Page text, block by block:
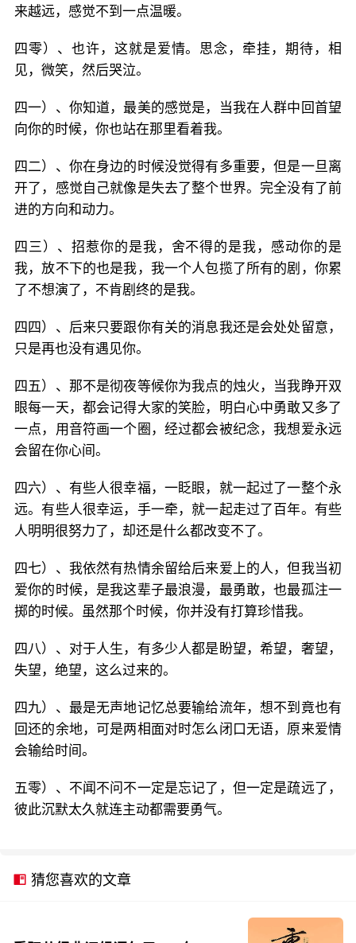
来越远，感觉不到一点温暖。
四零）、也许，这就是爱情。思念，牵挂，期待，相
见，微笑，然后哭泣。
四一）、你知道，最美的感觉是，当我在人群中回首望
向你的时候，你也站在那里看着我。
四二）、你在身边的时候没觉得有多重要，但是一旦离
开了，感觉自己就像是失去了整个世界。完全没有了前
进的方向和动力。
四三）、招惹你的是我，舍不得的是我，感动你的是
我，放不下的也是我，我一个人包揽了所有的剧，你累
了不想演了，不肯剧终的是我。
四四）、后来只要跟你有关的消息我还是会处处留意，
只是再也没有遇见你。
四五）、那不是彻夜等候你为我点的烛火，当我睁开双
眼每一天，都会记得大家的笑脸，明白心中勇敢又多了
一点，用音符画一个圈，经过都会被纪念，我想爱永远
会留在你心间。
四六）、有些人很幸福，一眨眼，就一起过了一整个永
远。有些人很幸运，手一牵，就一起走过了百年。有些
人明明很努力了，却还是什么都改变不了。
四七）、我依然有热情余留给后来爱上的人，但我当初
爱你的时候，是我这辈子最浪漫，最勇敢，也最孤注一
掷的时候。虽然那个时候，你并没有打算珍惜我。
四八）、对于人生，有多少人都是盼望，希望，奢望，
失望，绝望，这么过来的。
四九）、最是无声地记忆总要输给流年，想不到竟也有
回还的余地，可是两相面对时怎么闭口无语，原来爱情
会输给时间。
五零）、不闻不问不一定是忘记了，但一定是疏远了，
彼此沉默太久就连主动都需要勇气。
猜您喜欢的文章